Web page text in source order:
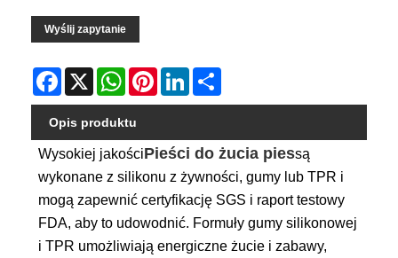
Wyślij zapytanie
Facebook
X WhatsAppPinterestLinkedIn
Opis produktu
Wysokiej jakościPieści do żucia piessą
wykonane z silikonu z żywności, gumy lub TPR i
mogą zapewnić certyfikację SGS i raport testowy
FDA, aby to udowodnić. Formuły gumy silikonowej
i TPR umożliwiają energiczne żucie i zabawy,